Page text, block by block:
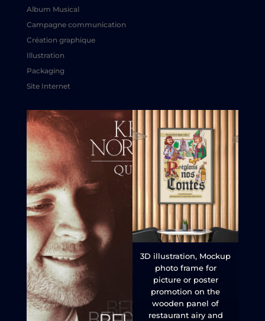
Album Musical
Campagne communication
Création graphique
Illustration
Packaging
Site Internet
3D illustration, Mockup
photo frame for
picture or poster
promotion on the
wooden panel of
restaurant airy and